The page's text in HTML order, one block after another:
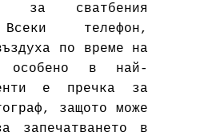
за сватбения
телефон,
по време на
особено в най-
е пречка за
, защото може
запечатването в